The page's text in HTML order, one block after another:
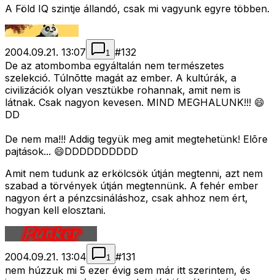
A Föld IQ szintje állandó, csak mi vagyunk egyre többen.
2004.09.21. 13:07 1 #132
De az atombomba egyáltalán nem természetes
szelekció. Túlnõtte magát az ember. A kultúrák, a
civilizációk olyan vesztükbe rohannak, amit nem is
látnak. Csak nagyon kevesen. MIND MEGHALUNK!!! 😄
DD
De nem ma!!! Addig tegyük meg amit megtehetünk! Elõre
pajtások... 😄DDDDDDDDDD
Amit nem tudunk az erkölcsök útján megtenni, azt nem
szabad a törvények útján megtennünk. A fehér ember
nagyon ért a pénzcsináláshoz, csak ahhoz nem ért,
hogyan kell elosztani.
2004.09.21. 13:04 1 #131
nem húzzuk mi 5 ezer évig sem már itt szerintem, és